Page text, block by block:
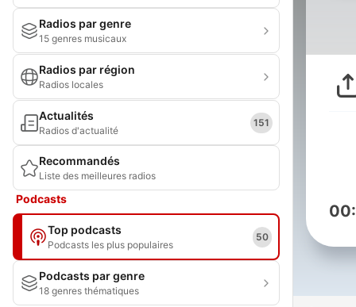
Radios par genre
15 genres musicaux
Radios par région
Radios locales
Actualités
Radios d'actualité
151
Recommandés
Liste des meilleures radios
Podcasts
Top podcasts
Podcasts les plus populaires
50
Podcasts par genre
18 genres thématiques